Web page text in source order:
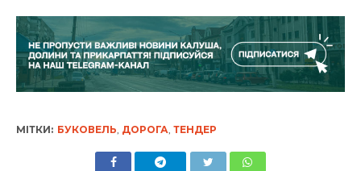
МІТКИ: БУКОВЕЛЬ ДОРОГА ТЕНДЕР